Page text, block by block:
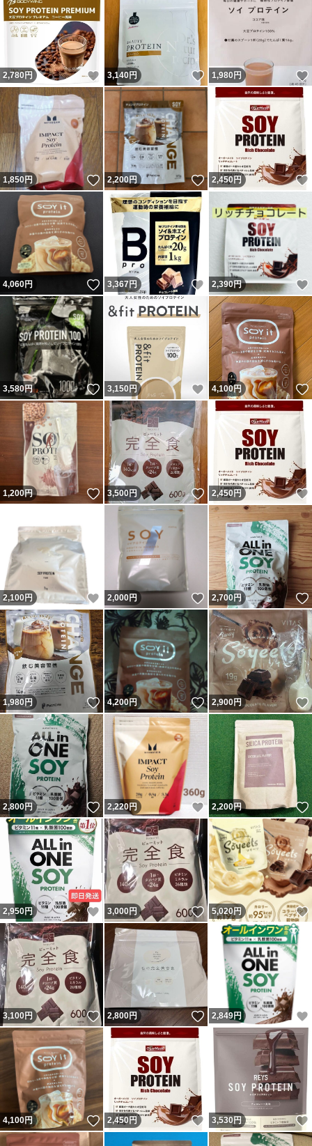
2,780 円 いいね！
3,140円 いいね！
1,980 円
1,850円 いいね！
2,200円 いいね！
2,450 円
4,060円 いいね！
3,367 円 いいね！
2,390円
3,580円 いいね！
3,150 円 いいね！
4,100円
1,200円 いいね！
3,500円 いいね！
2,450 円
2,100円 いいね！
2,000円 いいね！
2,700円
1,980円 いいね！
4,200円 いいね！
2,900円
2,800円 いいね！
2,220円 いいね！
2,200円
2,950円 いいね！
3,000円 いいね！
5,020円
3,100円 いいね！
2,800円 いいね！
2,849円
4,100円 いいね！
2,450 円 いいね！
3,530円